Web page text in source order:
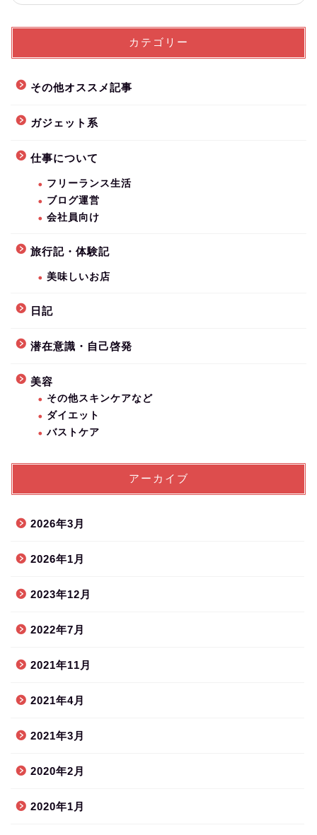
カテゴリー
その他オススメ記事
ガジェット系
仕事について
フリーランス生活
ブログ運営
会社員向け
旅行記・体験記
美味しいお店
日記
潜在意識・自己啓発
美容
その他スキンケアなど
ダイエット
バストケア
アーカイブ
2026年3月
2026年1月
2023年12月
2022年7月
2021年11月
2021年4月
2021年3月
2020年2月
2020年1月